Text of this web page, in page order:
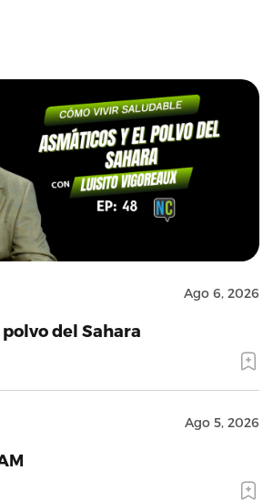
Ago 6, 2026
del Sahara
Ago 5, 2026